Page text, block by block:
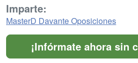
Imparte:
MasterD Davante Oposiciones
¡Infórmate ahora sin